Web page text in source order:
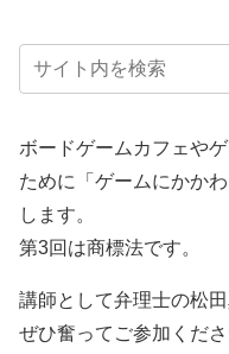
ボードゲームカフェや
ために「ゲームにかか
します。
第3回は商標法です。
講師として弁理士の松
ぜひ奮ってご参加くださ